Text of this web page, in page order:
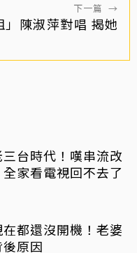
下一篇 →
陳淑萍對唱 揭她
台時代！嘆串流改
家看電視回不去了
都還沒開機！老婆
原因